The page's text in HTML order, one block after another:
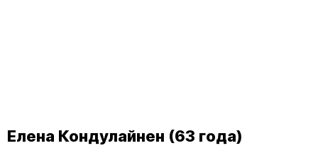
Елена Кондулайнен (63 года)